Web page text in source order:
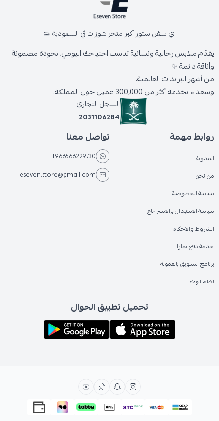
اي سفن ستور أكبر متجر شوزات في السعودية 👟
يقدّم ملابس رجالية ونسائية تناسب احتياجك اليومي، بجودة مضمونة
وأناقة دائمة ✨
من أشهر البراندات العالمية،
وسعداء بخدمة أكثر من 300,000 عميل حول المملكة.
السجل التجاري
2031106284
روابط مهمة
المدونة
من نحن
سياسة الخصوصية
سياسة الاستبدال والاسترجاع
الشروط والاحكام
خدمة دفع تمارا
برنامج التسويق بالعمولة
نظام الولاء
تواصل معنا
+966566229730
eseven.store@gmail.com
تحميل تطبيق الجوال